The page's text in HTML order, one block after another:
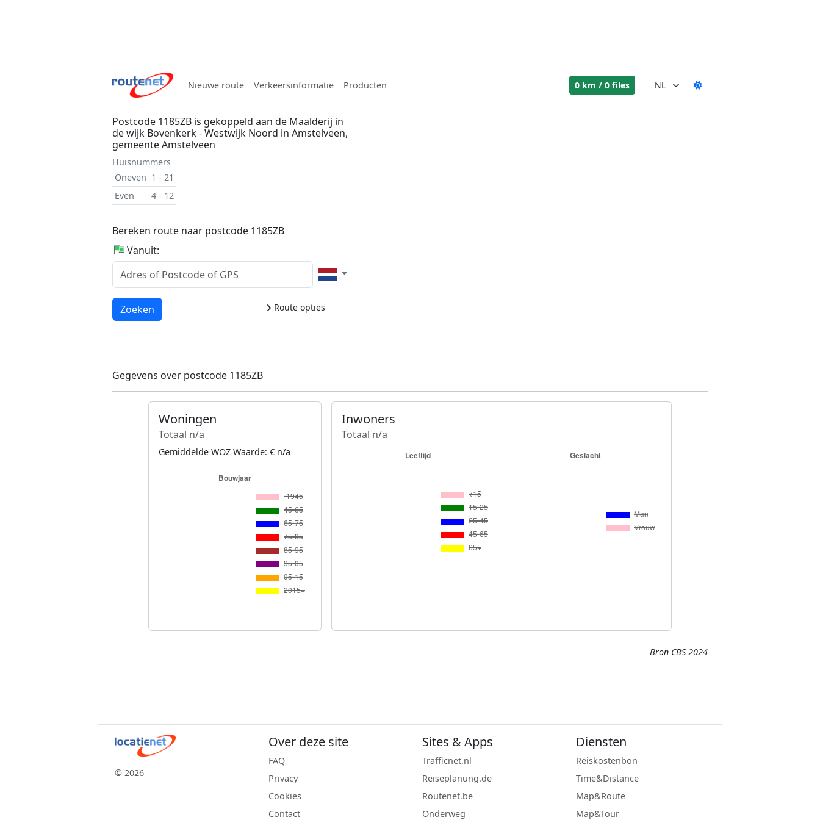
Nieuwe route Verkeersinformatie Producten 0 km / 0 files
Postcode 1185ZB is gekoppeld aan de Maalderij in
de wijk Bovenkerk - Westwijk Noord in Amstelveen,
gemeente Amstelveen
Huisnummers
Oneven 1 - 21
Even
4 - 12
Bereken route naar postcode 1185ZB
Vanuit:
Route opties
Laden...
Zoeken
Gegevens over postcode 1185ZB
Woningen
Totaal n/a
Gemiddelde WOZ Waarde: € n/a
Inwoners
Totaal n/a
Bron CBS 2024
© 2026
Over deze site
FAQ
Privacy
Cookies
Contact
Sites & Apps
Trafficnet.nl
Reiseplanung.de
Routenet.be
Onderweg
Diensten
Reiskostenbon
Time&Distance
Map&Route
Map&Tour